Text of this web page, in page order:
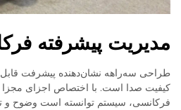
مدیریت پیشرفته
طراحی سه‌راهه نشان‌دهنده پیشرفت
کیفیت صدا است. با اختصاص اجزای
فرکانسی، سیستم توانسته است وضوح و